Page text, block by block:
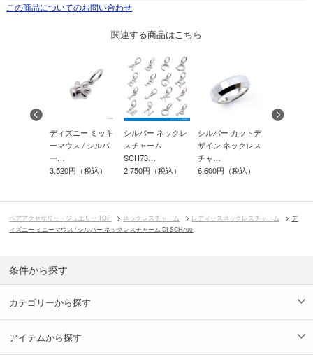
この商品についてのお問い合わせ
関連する商品はこちら
ディズニー ミッキ
ーマウス / シルバ
ー…
3,520円（税込）
シルバー ネックレ
スチャーム
SCH73…
2,750円（税込）
シルバー カットデ
ザイン ネックレス
チャ…
6,600円（税込）
ペアアクセサリー・ジュエリー TOP ネックレスチャーム レディースネックレスチャーム
デ
ィズニー ミニーマウス / シルバー ネックレスチャーム DI-SCH700
条件から探す
カテゴリーから探す
アイテムから探す